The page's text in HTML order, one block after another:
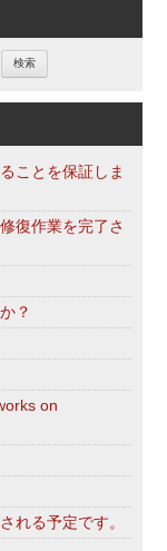
ことを保証しま
復作業を完了さ
？
on
れる予定です。